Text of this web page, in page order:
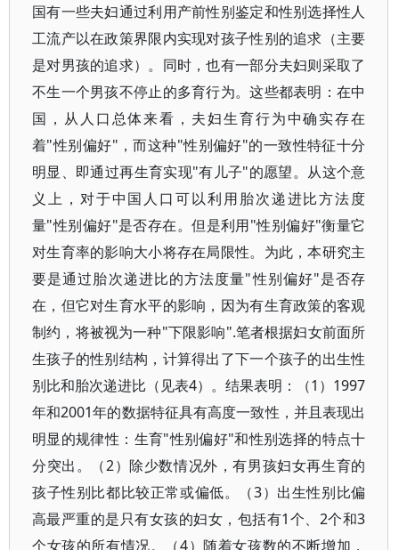
国有一些夫妇通过利用产前性别鉴定和性别选择性人
工流产以在政策界限内实现对孩子性别的追求（主要
是对男孩的追求）。同时，也有一部分夫妇则采取了
不生一个男孩不停止的多育行为。这些都表明：在中
国，从人口总体来看，夫妇生育行为中确实存在
着"性别偏好"，而这种"性别偏好"的一致性特征十分
明显、即通过再生育实现"有儿子"的愿望。从这个意
义上，对于中国人口可以利用胎次递进比方法度
量"性别偏好"是否存在。但是利用"性别偏好"衡量它
对生育率的影响大小将存在局限性。为此，本研究主
要是通过胎次递进比的方法度量"性别偏好"是否存
在，但它对生育水平的影响，因为有生育政策的客观
制约，将被视为一种"下限影响".笔者根据妇女前面所
生孩子的性别结构，计算得出了下一个孩子的出生性
别比和胎次递进比（见表4）。结果表明：（1）1997
年和2001年的数据特征具有高度一致性，并且表现出
明显的规律性：生育"性别偏好"和性别选择的特点十
分突出。（2）除少数情况外，有男孩妇女再生育的
孩子性别比都比较正常或偏低。（3）出生性别比偏
高最严重的是只有女孩的妇女，包括有1个、2个和3
个女孩的所有情况。（4）随着女孩数的不断增加，